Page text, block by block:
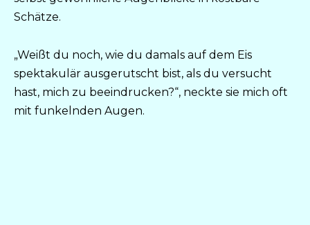
Schätze.
„Weißt du noch, wie du damals auf dem Eis
spektakulär ausgerutscht bist, als du versucht
hast, mich zu beeindrucken?“, neckte sie mich oft
mit funkelnden Augen.